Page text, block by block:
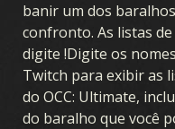
banir um dos
confronto. As listas
digite !Digite os
Twitch para exibir as
do OCC: Ultimate,
do baralho que você